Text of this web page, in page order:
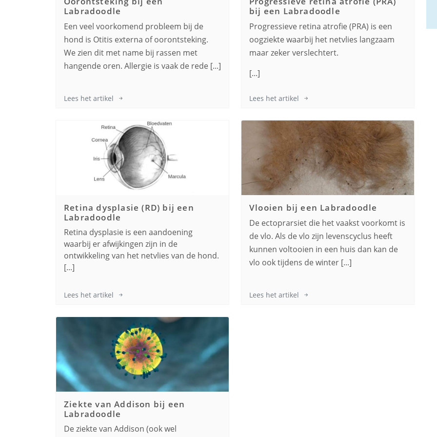
Labradoodle
Een veel voorkomend probleem bij de
hond is Otitis externa of oorontsteking.
We zien dit met name bij rassen met
hangende oren. Allergie is vaak de rede [...]
Lees het artikel
bij een Labradoodle
Progressieve retina atrofie (PRA) is een
oogziekte waarbij het netvlies langzaam
maar zeker verslechtert.
[...]
Lees het artikel
Retina dysplasie (RD) bij een
Labradoodle
Retina dysplasie is een aandoening
waarbij er afwijkingen zijn in de
ontwikkeling van het netvlies van de hond.
[...]
Lees het artikel
Vlooien bij een Labradoodle
De ectoprarsiet die het vaakst voorkomt is
de vlo. Als de vlo zijn levenscyclus heeft
kunnen voltooien in een huis dan kan de
vlo ook tijdens de winter [...]
Lees het artikel
Ziekte van Addison bij een
Labradoodle
De ziekte van Addison (ook wel